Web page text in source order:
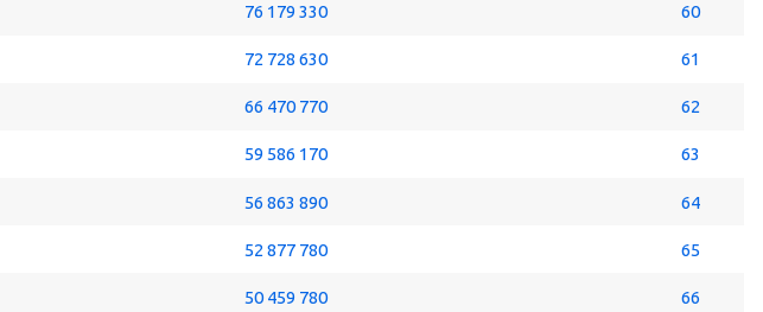
76 179 330 60
72 728 630 61
66 470 770 62
59 586 170 63
56 863 890 64
52 877 780 65
50 459 780 66